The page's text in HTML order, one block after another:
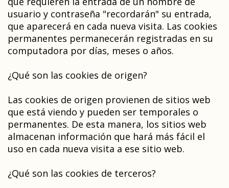
usuario y contraseña "recordarán" su entrada,
que aparecerá en cada nueva visita. Las cookies
permanentes permanecerán registradas en su
computadora por días, meses o años.
¿Qué son las cookies de origen?
Las cookies de origen provienen de sitios web
que está viendo y pueden ser temporales o
permanentes. De esta manera, los sitios web
almacenan información que hará más fácil el
uso en cada nueva visita a ese sitio web.
¿Qué son las cookies de terceros?